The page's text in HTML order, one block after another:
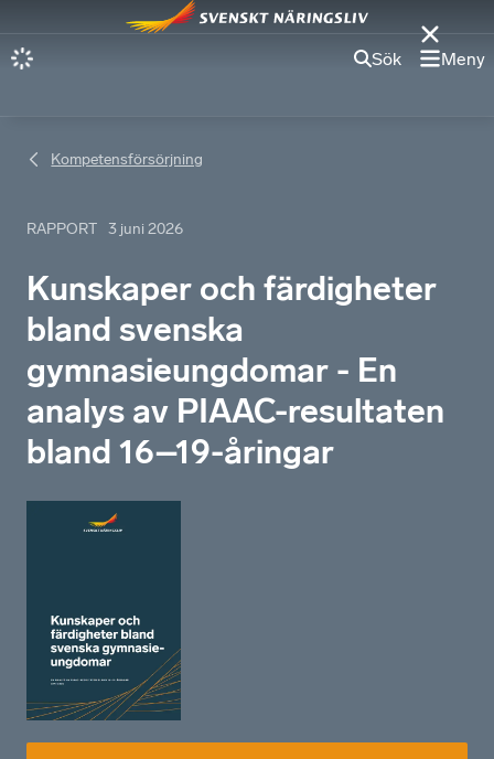
Sök Meny
Kompetensförsörjning
RAPPORT 3 juni 2026
Kunskaper och färdigheter
bland svenska
gymnasieungdomar - En
analys av PIAAC-resultaten
bland 16–19-åringar